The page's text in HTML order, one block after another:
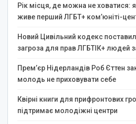
Рік місця, де можна не ховатися:
живе перший ЛГБТ+ ком’юніті-
Новий Цивільний кодекс
загроза для прав ЛГБТІК+ людей
Прем’єр Нідерландів Роб Єттен
молодь не приховувати себе
Квірні книги для прифронтових
підтримає молодіжні центри